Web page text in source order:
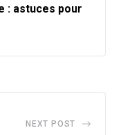
: astuces pour
NEXT POST